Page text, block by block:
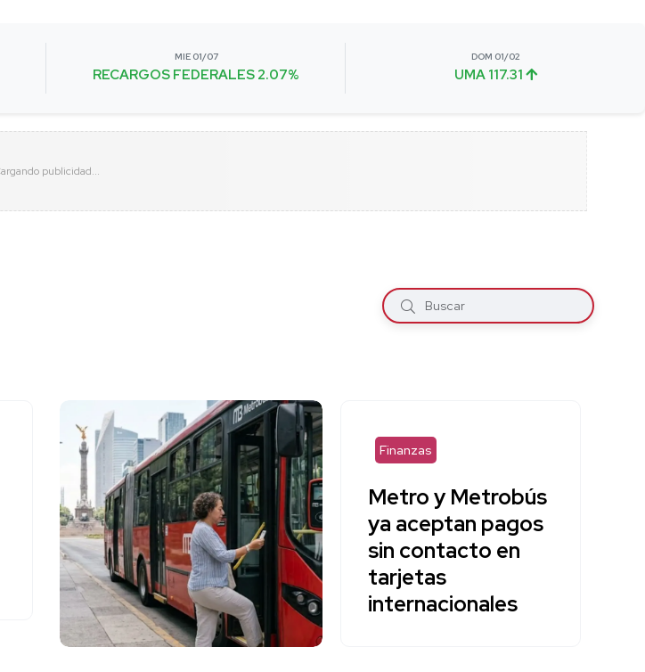
MIE 01/07
RECARGOS FEDERALES 2.07%
DOM 01/02
UMA 117.31
Finanzas
Metro y Metrobús
ya aceptan pagos
sin contacto en
tarjetas
internacionales